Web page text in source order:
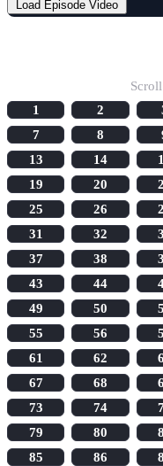
Load Episode Video
1
2
7
8
13
14
19
20
25
26
31
32
37
38
43
44
49
50
55
56
61
62
67
68
73
74
79
80
85
86